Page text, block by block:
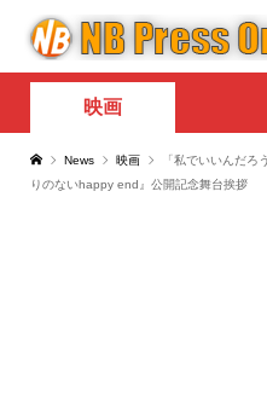
映画
News 映画
「私でいいんだ
りのないhappy end』公開記念舞台挨拶